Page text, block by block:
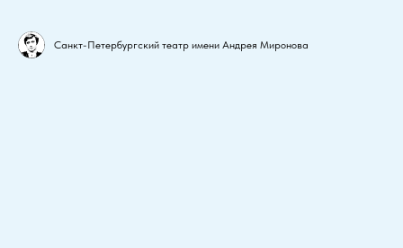
Санкт-Петербургский театр имени Андрея Миронова